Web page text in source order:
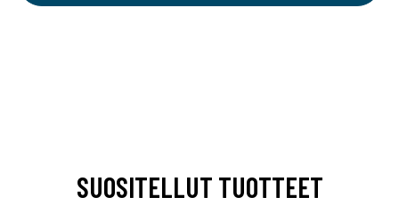
SUOSITELLUT TUOTTEET